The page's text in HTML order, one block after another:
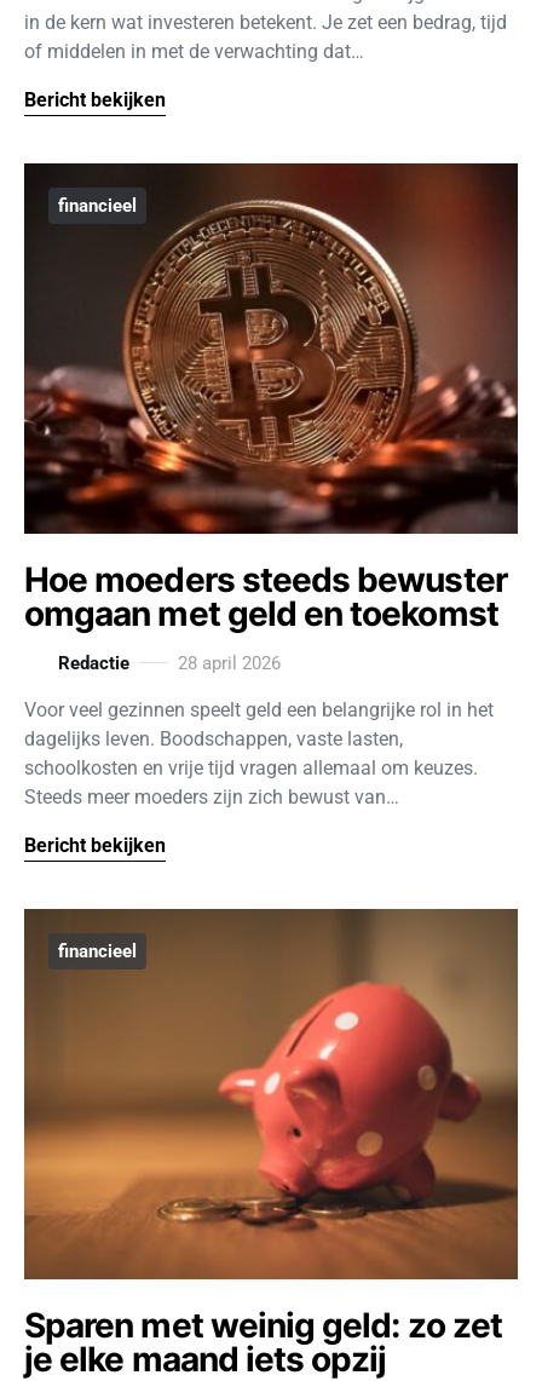
in de kern wat investeren betekent. Je zet een bedrag, tijd
of middelen in met de verwachting dat…
Bericht bekijken
financieel
Hoe moeders steeds bewuster
omgaan met geld en toekomst
Redactie 28 april 2026
Voor veel gezinnen speelt geld een belangrijke rol in het
dagelijks leven. Boodschappen, vaste lasten,
schoolkosten en vrije tijd vragen allemaal om keuzes.
Steeds meer moeders zijn zich bewust van…
Bericht bekijken
financieel
Sparen met weinig geld: zo zet
je elke maand iets opzij